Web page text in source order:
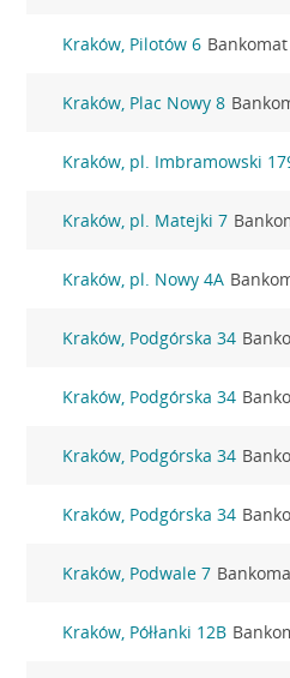
Kraków, Pilotów 6
Kraków, Plac Nowy 8
Kraków, pl. Imbramowski
Kraków, pl. Matejki 7
Kraków, pl. Nowy 4A
Kraków, Podgórska 34
Kraków, Podgórska 34
Kraków, Podgórska 34
Kraków, Podgórska 34
Kraków, Podwale 7
Kraków, Półłanki 12B